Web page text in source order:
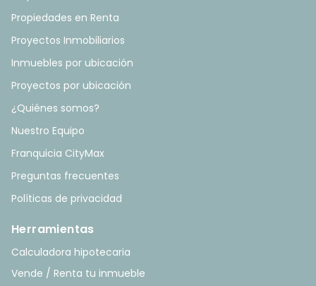
Propiedades en Renta
Proyectos Inmobiliarios
Inmuebles por ubicación
Proyectos por ubicación
¿Quiénes somos?
Nuestro Equipo
Franquicia CityMax
Preguntas frecuentes
Políticas de privacidad
Herramientas
Calculadora hipotecaria
Vende / Renta tu inmueble